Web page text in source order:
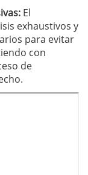
El
exhaustivos y
para evitar
con
de